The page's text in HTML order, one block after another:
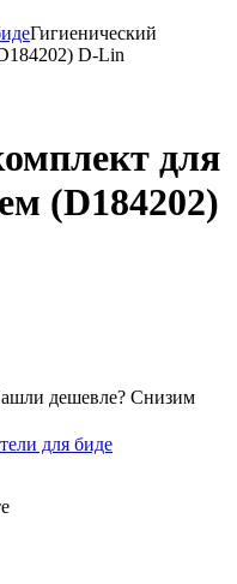
Гигиенический
D-Lin
для
(D184202)
дешевле? Снизим
для биде